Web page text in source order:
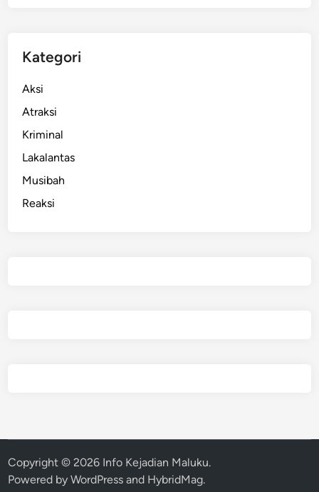
Kategori
Aksi
Atraksi
Kriminal
Lakalantas
Musibah
Reaksi
Copyright © 2026 Info Kejadian Maluku.
Powered byWordPress and HybridMag.